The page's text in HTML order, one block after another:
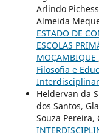
Arlindo
Almeida
ESTADO DE
ESCOLAS
MOÇAMBIQUE
Filosofia e
Interdisciplinar
Heldervan da
dos Santos,
Souza Pereira,